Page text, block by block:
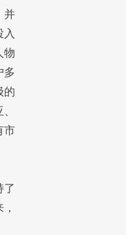
并
入
物
多
的
市
了